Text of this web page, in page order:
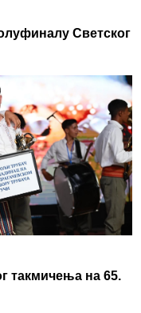
Светског
такмичења на 65.